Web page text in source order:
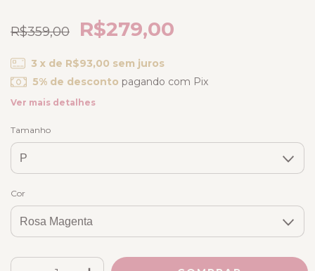
R$359,00 R$279,00
3 x de R$93,00 sem juros
5% de desconto pagando com Pix
Ver mais detalhes
Tamanho
Cor